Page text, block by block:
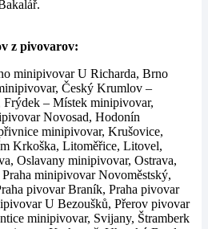
z pivovarov:
minipivovar U Richarda, Brno
Český Krumlov –
Frýdek – Místek minipivovar,
Novosad, Hodonín
minipivovar, Krušovice,
Krkoška, Litoměřice, Litovel,
Oslavany minipivovar, Ostrava,
minipivovar Novoměstský,
pivovar Braník, Praha pivovar
U Bezoušků, Přerov pivovar
minipivovar, Svijany, Štramberk